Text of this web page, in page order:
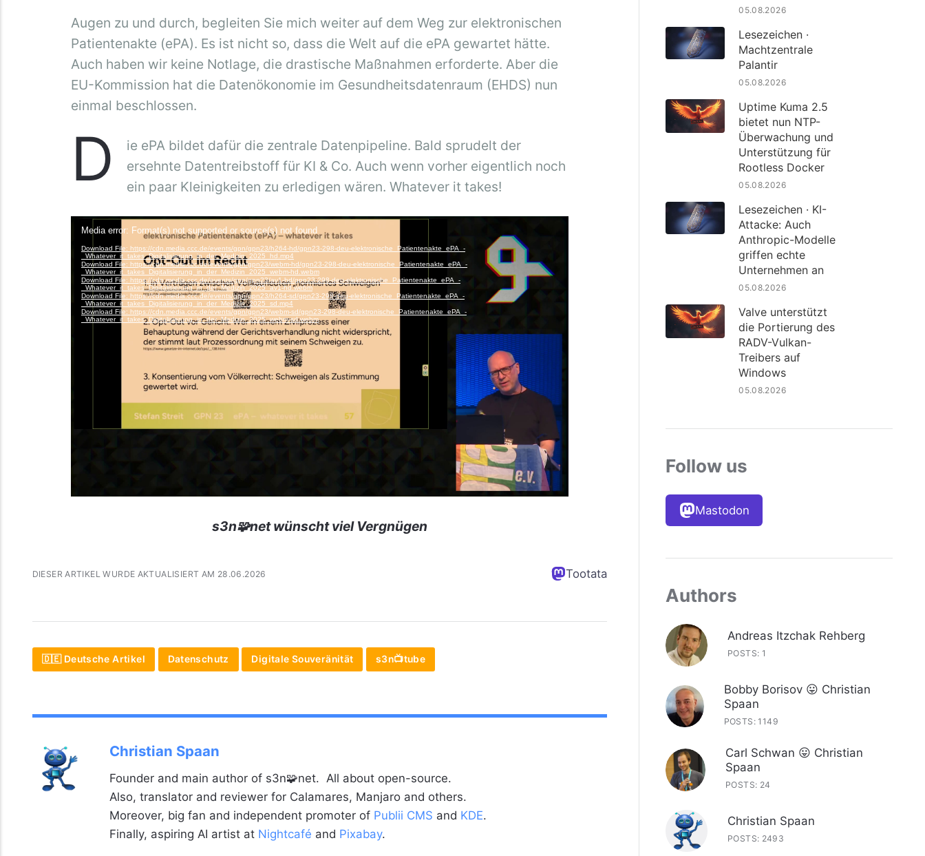
Augen zu und durch, begleiten Sie mich weiter auf dem Weg zur elektronischen
Patientenakte (ePA). Es ist nicht so, dass die Welt auf die ePA gewartet hätte.
Auch haben wir keine Notlage, die drastische Maßnahmen erforderte. Aber die
EU-Kommission hat die Datenökonomie im Gesundheitsdatenraum (EHDS) nun
einmal beschlossen.
D
ie ePA bildet dafür die zentrale Datenpipeline. Bald sprudelt der
ersehnte Datentreibstoff für KI & Co. Auch wenn vorher eigentlich noch
ein paar Kleinigkeiten zu erledigen wären. Whatever it takes!
s3n🧩net wünscht viel Vergnügen
DIESER ARTIKEL WURDE AKTUALISIERT AM 28.06.2026 Tootata
🇩🇪 Deutsche Artikel Datenschutz Digitale Souveränität s3n📺tube
Christian Spaan
Founder and main author of s3n🧩net. All about open-source.
Also, translator and reviewer for Calamares, Manjaro and others.
Moreover, big fan and independent promoter of Publii CMS and KDE.
Finally, aspiring AI artist at Nightcafé and Pixabay.
05.08.2026
Lesezeichen ·
Machtzentrale
Palantir
05.08.2026
Uptime Kuma 2.5
bietet nun NTP-
Überwachung und
Unterstützung für
Rootless Docker
05.08.2026
Lesezeichen · KI-
Attacke: Auch
Anthropic-Modelle
griffen echte
Unternehmen an
05.08.2026
Valve unterstützt
die Portierung des
RADV-Vulkan-
Treibers auf
Windows
05.08.2026
Follow us
Mastodon
Authors
Andreas Itzchak Rehberg
POSTS: 1
Bobby Borisov 😛 Christian
Spaan
POSTS: 1149
Carl Schwan 😛 Christian
Spaan
POSTS: 24
Christian Spaan
POSTS: 2493